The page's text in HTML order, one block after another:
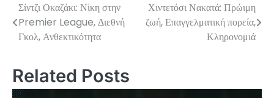
Post
navigation
Σίντζι Οκαζάκι: Νίκη στην
Premier League, Διεθνή
Γκολ, Ανθεκτικότητα
Χιντετόσι Νακατά: Πρώιμη
ζωή, Επαγγελματική πορεία,
Κληρονομιά
Related Posts